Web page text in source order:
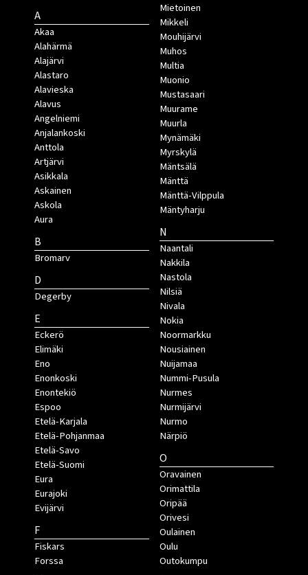
A
Akaa
Alahärmä
Alajärvi
Alastaro
Alavieska
Alavus
Angelniemi
Anjalankoski
Anttola
Artjärvi
Asikkala
Askainen
Askola
Aura
B
Bromarv
D
Degerby
E
Eckerö
Elimäki
Eno
Enonkoski
Enontekiö
Espoo
Etelä-Karjala
Etelä-Pohjanmaa
Etelä-Savo
Etelä-Suomi
Eura
Eurajoki
Evijärvi
F
Fiskars
Forssa
Mietoinen
Mikkeli
Mouhijärvi
Muhos
Multia
Muonio
Mustasaari
Muurame
Muurla
Mynämäki
Myrskylä
Mäntsälä
Mänttä
Mänttä-Vilppula
Mäntyharju
N
Naantali
Nakkila
Nastola
Nilsiä
Nivala
Nokia
Noormarkku
Nousiainen
Nuijamaa
Nummi-Pusula
Nurmes
Nurmijärvi
Nurmo
Närpiö
O
Oravainen
Orimattila
Oripää
Orivesi
Oulainen
Oulu
Outokumpu